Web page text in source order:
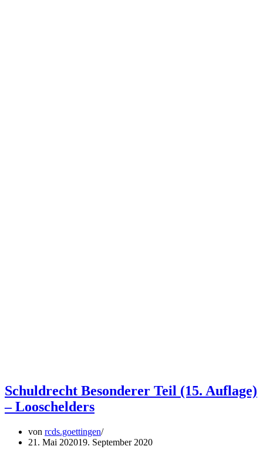
Schuldrecht Besonderer Teil (15. Auflage)
– Looschelders
von rcds.goettingen
21. Mai 202019. September 2020